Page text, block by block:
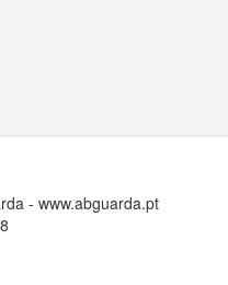
- www.abguarda.pt